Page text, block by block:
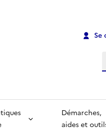
Se
Démarches,
aides et